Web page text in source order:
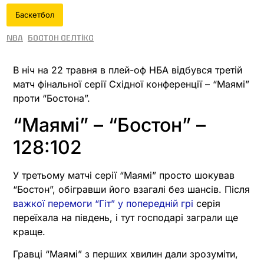
Баскетбол
NBA Бостон Селтікс
В ніч на 22 травня в плей-оф НБА відбувся третій
матч фінальної серії Східної конференції – “Маямі”
проти “Бостона”.
“Маямі” – “Бостон” –
128:102
У третьому матчі серії “Маямі” просто шокував
“Бостон”, обігравши його взагалі без шансів. Після
важкої перемоги “Гіт” у попередній грі серія
переїхала на південь, і тут господарі заграли ще
краще.
Гравці “Маямі” з перших хвилин дали зрозуміти,